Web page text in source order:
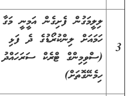
3
ލިލީމަގުން ފެށިގެން އަމީނީ މަގާ
ހަމައަށް ލިންކުރޯޑުގެ ދެ ފަޅި
(ސްވިމިންގް ޓްރެކް ސަރަހައްދު
ހިމެނޭގޮތަށް)